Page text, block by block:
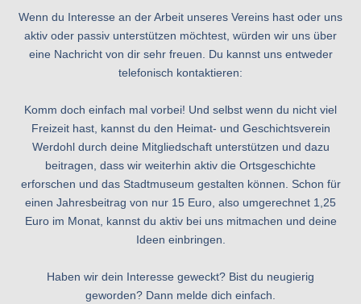
Wenn du Interesse an der Arbeit unseres Vereins hast oder uns
aktiv oder passiv unterstützen möchtest, würden wir uns über
eine Nachricht von dir sehr freuen. Du kannst uns entweder
telefonisch kontaktieren:
Komm doch einfach mal vorbei! Und selbst wenn du nicht viel
Freizeit hast, kannst du den Heimat- und Geschichtsverein
Werdohl durch deine Mitgliedschaft unterstützen und dazu
beitragen, dass wir weiterhin aktiv die Ortsgeschichte
erforschen und das Stadtmuseum gestalten können. Schon für
einen Jahresbeitrag von nur 15 Euro, also umgerechnet 1,25
Euro im Monat, kannst du aktiv bei uns mitmachen und deine
Ideen einbringen.
Haben wir dein Interesse geweckt? Bist du neugierig
geworden? Dann melde dich einfach.